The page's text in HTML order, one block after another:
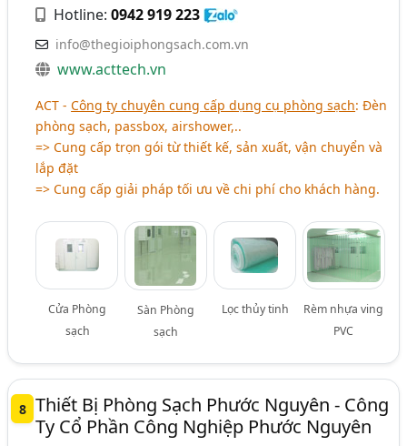
Hotline:0942 919 223
info@thegioiphongsach.com.vn
www.acttech.vn
ACT -Công ty chuyên cung cấp dụng cụ phòng sạch: Đèn
phòng sạch, passbox, airshower,..
=> Cung cấp trọn gói từ thiết kế, sản xuất, vận chuyển và
lắp đặt
=> Cung cấp giải pháp tối ưu về chi phí cho khách hàng.
Cửa Phòng
sạch
Sàn Phòng
sạch
Lọc thủy tinh
Rèm nhựa ving
PVC
8 Thiết Bị Phòng Sạch Phước Nguyên - Công
Ty Cổ Phần Công Nghiệp Phước Nguyên